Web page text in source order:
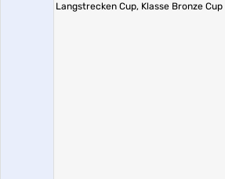
Langstrecken Cup, Klasse Bronze Cup